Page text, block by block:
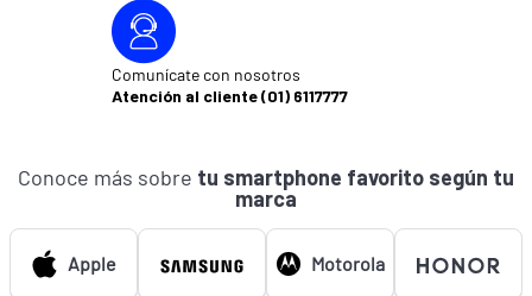
Comunícate con nosotros
Atención al cliente (01) 6117777
Conoce más sobre tu smartphone favorito según tu
marca
Apple Motorola